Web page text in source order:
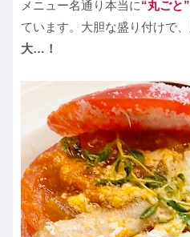
メニュー名通り本当に“丸ごと”
ています。大胆な盛り付けで、
大…！